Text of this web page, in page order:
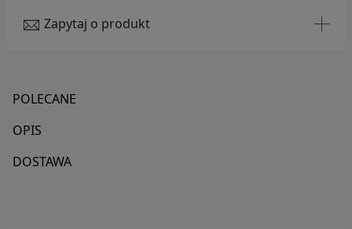
Zapytaj o produkt
Imię
POLECANE
OPIS
DOSTAWA